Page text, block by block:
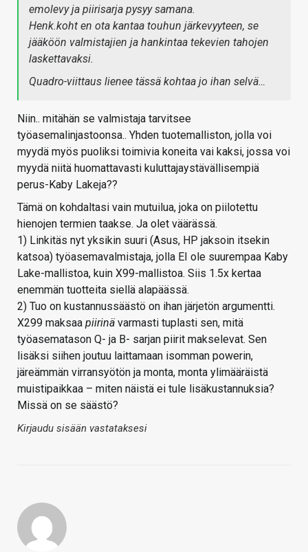
emolevy ja piirisarja pysyy samana.
Henk.koht en ota kantaa touhun järkevyyteen, se
jääköön valmistajien ja hankintaa tekevien tahojen
laskettavaksi.
Quadro-viittaus lienee tässä kohtaa jo ihan selvä…
Niin.. mitähän se valmistaja tarvitsee
työasemalinjastoonsa.. Yhden tuotemalliston, jolla voi
myydä myös puoliksi toimivia koneita vai kaksi, jossa voi
myydä niitä huomattavasti kuluttajaystävällisempiä
perus-Kaby Lakeja??
Tämä on kohdaltasi vain mutuilua, joka on piilotettu
hienojen termien taakse. Ja olet väärässä.
1) Linkitäs nyt yksikin suuri (Asus, HP jaksoin itsekin
katsoa) työasemavalmistaja, jolla EI ole suurempaa Kaby
Lake-mallistoa, kuin X99-mallistoa. Siis 1.5x kertaa
enemmän tuotteita siellä alapäässä.
2) Tuo on kustannussäästö on ihan järjetön argumentti.
X299 maksaa piirinä varmasti tuplasti sen, mitä
työasematason Q- ja B- sarjan piirit makselevat. Sen
lisäksi siihen joutuu laittamaan isomman powerin,
järeämmän virransyötön ja monta, monta ylimääräistä
muistipaikkaa – miten näistä ei tule lisäkustannuksia?
Missä on se säästö?
Kirjaudu sisään vastataksesi